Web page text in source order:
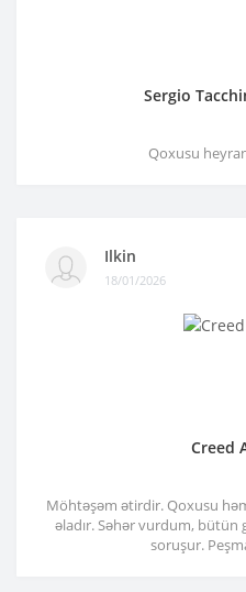
Sergio
Qoxusu
Ilkin
18/01/2026
Creed
Möhtəşəm ətirdir. Qoxusu həm
əladır. Səhər vurdum, bütün
soruşur.